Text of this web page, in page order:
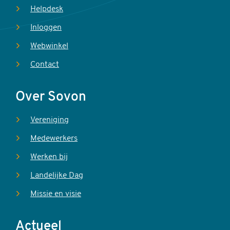
Helpdesk
Inloggen
Webwinkel
Contact
Over Sovon
Vereniging
Medewerkers
Werken bij
Landelijke Dag
Missie en visie
Actueel